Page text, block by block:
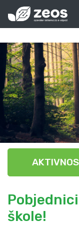
škole!